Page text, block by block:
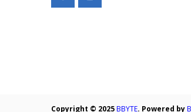
Copyright © 2025BBYTE. Powered by